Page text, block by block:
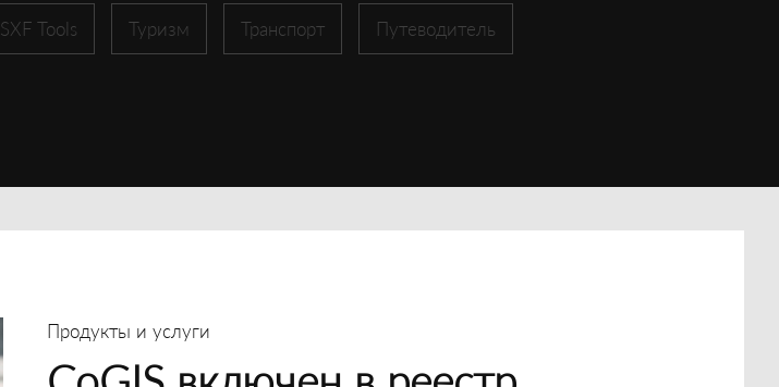
SXF Tools Туризм Транспорт Путеводитель
Продукты и услуги